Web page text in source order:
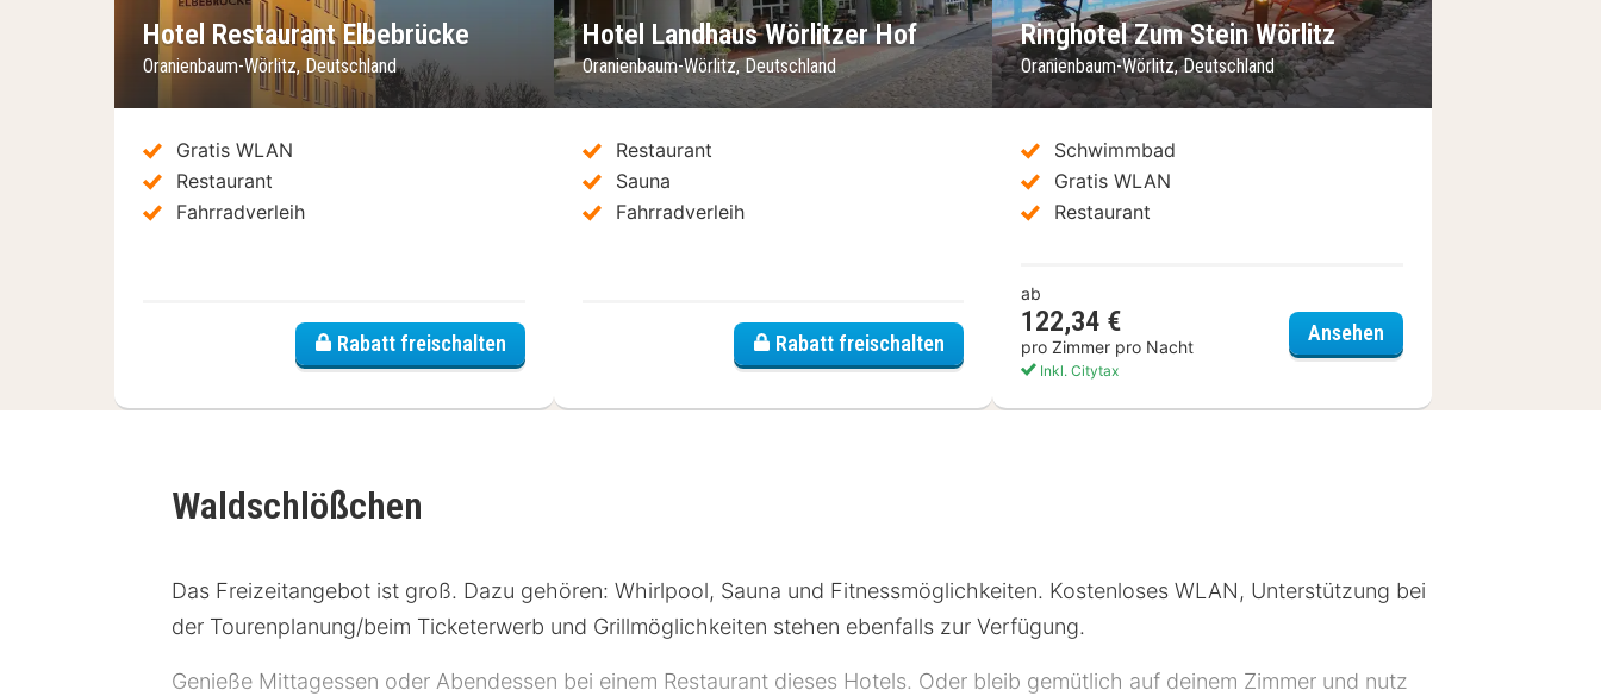
Hotel Restaurant Elbebrücke
Oranienbaum-Wörlitz, Deutschland
Gratis WLAN
Restaurant
Fahrradverleih
Rabatt freischalten
Hotel Landhaus Wörlitzer Hof
Oranienbaum-Wörlitz, Deutschland
Restaurant
Sauna
Fahrradverleih
Rabatt freischalten
Ringhotel Zum Stein Wörlitz
Oranienbaum-Wörlitz, Deutschland
Schwimmbad
Gratis WLAN
Restaurant
ab
122,34 €
pro Zimmer pro Nacht
Inkl. Citytax
AnsehenRinghotel Zum Stein
Waldschlößchen
Das Freizeitangebot ist groß. Dazu gehören: Whirlpool, Sauna und Fitnessmöglichkeiten. Kostenloses WLAN, Unterstützung bei
der Tourenplanung/beim Ticketerwerb und Grillmöglichkeiten stehen ebenfalls zur Verfügung.
Genieße Mittagessen oder Abendessen bei einem Restaurant dieses Hotels. Oder bleib gemütlich auf deinem Zimmer und nutz